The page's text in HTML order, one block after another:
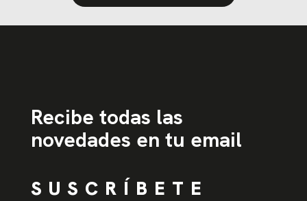
Recibe todas las
novedades en tu email
SUSCRÍBETE